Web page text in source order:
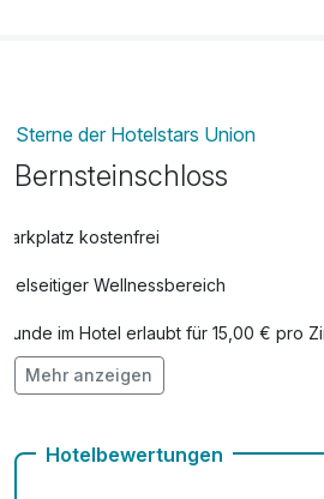
Sterne der Hotelstars Union
Bernsteinschloss
Parkplatz kostenfrei
Vielseitiger Wellnessbereich
Hunde im Hotel erlaubt für 15,00 € pro
Auch vegetarische Speisen
Mehr anzeigen
Hotelbewertungen